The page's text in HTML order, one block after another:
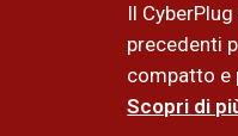
Il
precedenti
compatto e
Scopri di